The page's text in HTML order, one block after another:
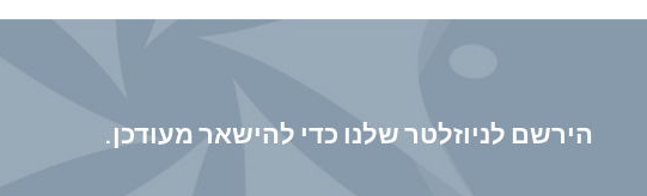
הירשם לניוזלטר שלנו כדי להישאר מעודכן.